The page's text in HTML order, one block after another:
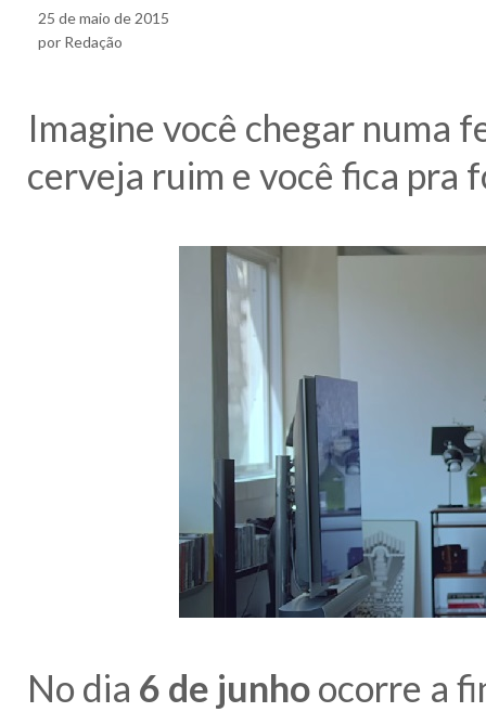
25 de maio de 2015
por Redação
Imagine você chegar numa
cerveja ruim e você fica pra
No dia 6 de junhoocorre a